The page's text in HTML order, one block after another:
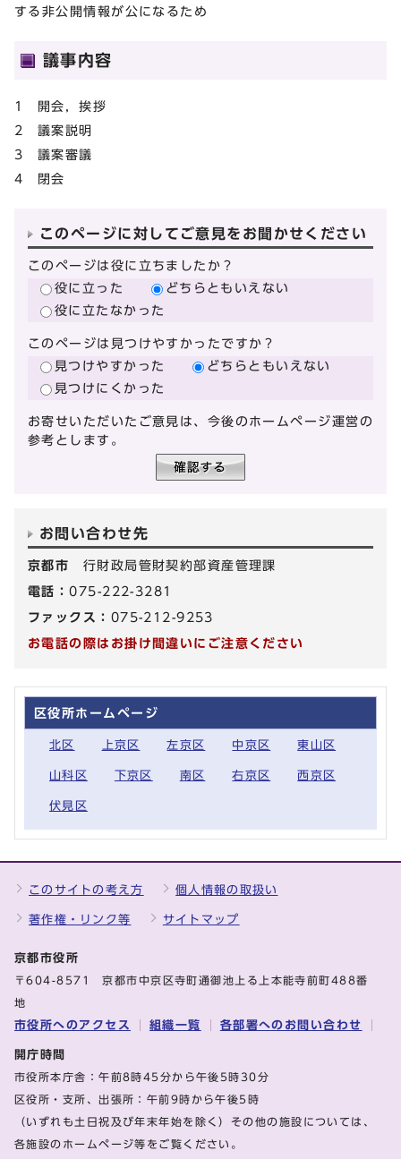
する非公開情報が公になるため
議事内容
1 開会，挨拶
2 議案説明
3 議案審議
4 閉会
このページに対してご意見をお聞かせください
このページは役に立ちましたか？
役に立った
どちらともいえない
役に立たなかった
このページは見つけやすかったですか？
見つけやすかった
どちらともいえない
見つけにくかった
お寄せいただいたご意見は、今後のホームページ運営の
参考とします。
お問い合わせ先
京都市 行財政局管財契約部資産管理課
電話：075-222-3281
ファックス： 075-212-9253
お電話の際はお掛け間違いにご注意ください
区役所ホームページ
北区 上京区 左京区 中京区 東山区
山科区 下京区 南区 右京区 西京区
伏見区
このサイトの考え方 個人情報の取扱い
著作権・リンク等 サイトマップ
京都市役所
〒604-8571 京都市中京区寺町通御池上る上本能寺前町488番
地
市役所へのアクセス 組織一覧 各部署へのお問い合わせ
開庁時間
市役所本庁舎：午前8時45分から午後5時30分
区役所・支所、出張所：午前9時から午後5時
（いずれも土日祝及び年末年始を除く）その他の施設については、
各施設のホームページ等をご覧ください。